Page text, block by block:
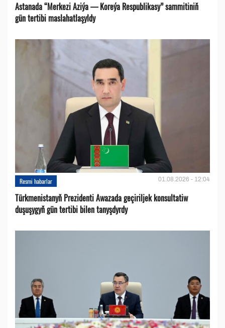
Astanada “Merkezi Aziýa — Koreýa Respublikasy” sammitiniň
gün tertibi maslahatlaşyldy
Resmi habarlar 01.08.2026 - 12:04
Türkmenistanyň Prezidenti Awazada geçiriljek konsultatiw
duşuşygyň gün tertibi bilen tanyşdyrdy